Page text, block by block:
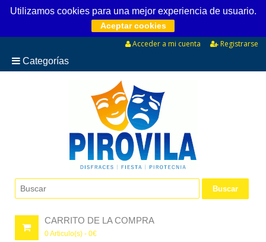
Utilizamos cookies para una mejor experiencia de usuario.
Aceptar cookies
Acceder a mi cuenta
Registrarse
Categorías
CARRITO DE LA COMPRA
0Articulo(s) - 0€